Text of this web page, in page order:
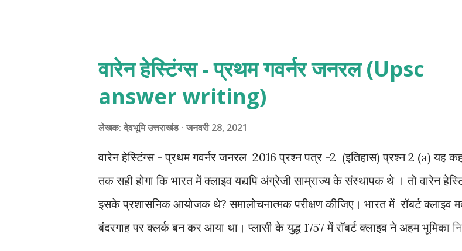
वारेन हेस्टिंग्स - प्रथम गवर्नर जनरल (Upsc
answer writing)
लेखक: देवभूमि उत्तराखंड जनवरी 28, 2021
वारेन हेस्टिंग्स - प्रथम गवर्नर जनरल 2016 प्रश्न पत्र -2 (इतिहास) प्रश्न 2 (a) यह
तक सही होगा कि भारत में क्लाइव यद्यपि अंग्रेजी साम्राज्य के संस्थापक थे । तो वारेन
इसके प्रशासनिक आयोजक थे? समालोचनात्मक परीक्षण कीजिए। भारत में रॉबर्ट क्लाइव
बंदरगाह पर क्लर्क बन कर आया था। प्लासी के युद्ध 1757 में रॉबर्ट क्लाइव ने अहम भूमिका